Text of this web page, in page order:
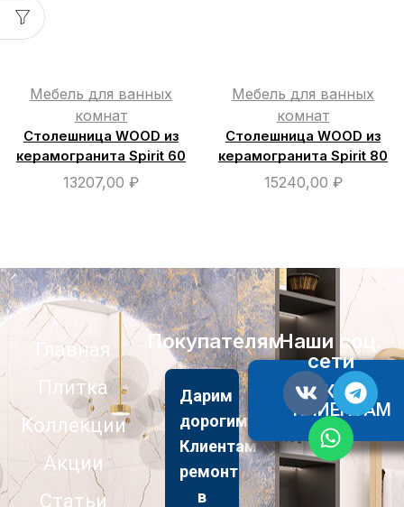
Мебель для ванных
комнат
Столешница WOOD из
керамогранита Spirit 60
13207,00 ₽
Мебель для ванных
комнат
Столешница WOOD из
керамогранита Spirit 80
15240,00 ₽
Главная
Плитка
Коллекции
Акции
Статьи
Покупателям
Дарим
дорогим
Клиентам
ремонт
в
АКЦИИ
КЛИЕНТАМ
Наши соц.
сети